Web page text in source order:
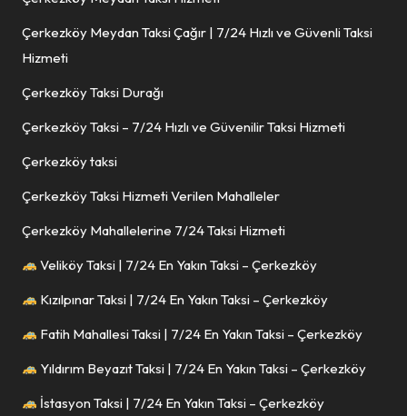
Çerkezköy Meydan Taksi Çağır | 7/24 Hızlı ve Güvenli Taksi
Hizmeti
Çerkezköy Taksi Durağı
Çerkezköy Taksi – 7/24 Hızlı ve Güvenilir Taksi Hizmeti
Çerkezköy taksi
Çerkezköy Taksi Hizmeti Verilen Mahalleler
Çerkezköy Mahallelerine 7/24 Taksi Hizmeti
Veliköy Taksi | 7/24 En Yakın Taksi – Çerkezköy
Kızılpınar Taksi | 7/24 En Yakın Taksi – Çerkezköy
Fatih Mahallesi Taksi | 7/24 En Yakın Taksi – Çerkezköy
Yıldırım Beyazıt Taksi | 7/24 En Yakın Taksi – Çerkezköy
İstasyon Taksi | 7/24 En Yakın Taksi – Çerkezköy